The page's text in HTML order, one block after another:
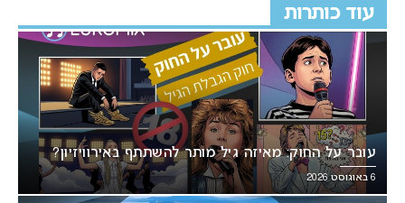
עוד כותרות
עובר על החוק: מאיזה גיל מותר להשתתף באירוויזיון?
6 באוגוסט 2026